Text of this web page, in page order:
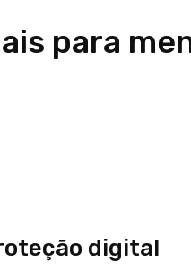
para
digital